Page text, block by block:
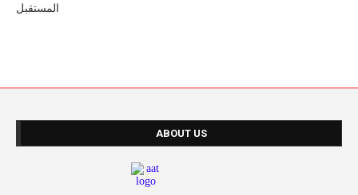
المستقبل
ABOUT US